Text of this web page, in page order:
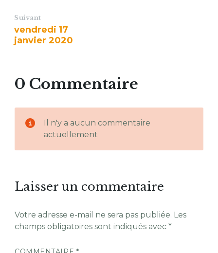
Suivant
vendredi 17
janvier 2020
0 Commentaire
Il n'y a aucun commentaire
actuellement
Laisser un commentaire
Votre adresse e-mail ne sera pas publiée. Les
champs obligatoires sont indiqués avec *